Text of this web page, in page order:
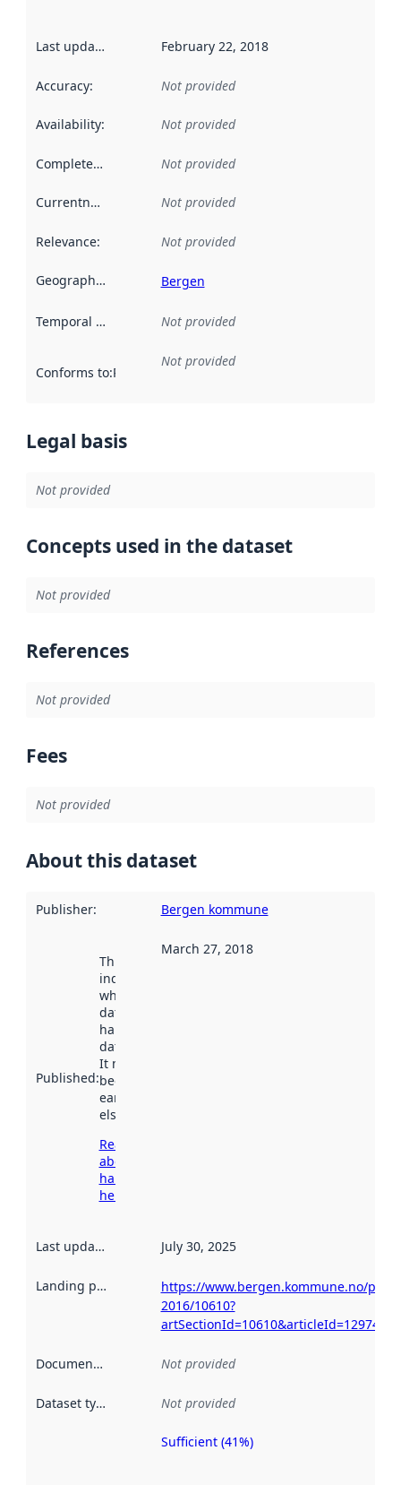
Last updated February 22, 2018
Accuracy: Not provided
Availability: Not provided
Completeness Not provided
Currentness Not provided
Relevance: Not provided
Geographical scope Bergen
Temporal scope Not provided
Conforms to:Reference to an implementation rule or other
Not provided
Legal basis
Not provided
Concepts used in the dataset
Not provided
References
Not provided
Fees
Not provided
About this dataset
Publisher: Bergen kommune
Published:
This date
indicates
when the
dataset was
harvested by
data.norge.no.
It may have
been available
earlier
elsewhere.
Read more
about
harvesting
here
March 27, 2018
Last updated July 30, 2025
Landing page
https://www.bergen.kommune.no/
2016/10610?
artSectionId=10610&articleId=129748
Documentation Not provided
Dataset type Not provided
Sufficient (41%)